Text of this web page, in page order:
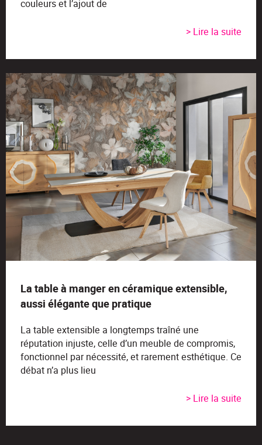
couleurs et l’ajout de
> Lire la suite
La table à manger en céramique extensible,
aussi élégante que pratique
La table extensible a longtemps traîné une
réputation injuste, celle d’un meuble de compromis,
fonctionnel par nécessité, et rarement esthétique. Ce
débat n’a plus lieu
> Lire la suite